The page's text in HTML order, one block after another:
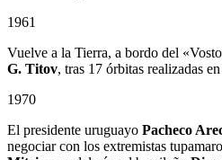
1961
Vuelve a la Tierra, a bordo del
G. Titov, tras 17 órbitas realizadas
1970
El presidente uruguayo Pacheco
negociar con los extremistas